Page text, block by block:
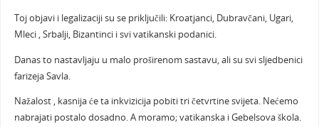
Toj objavi i legalizaciji su se priključili: Kroatjanci, Dubravčani, Ugari,
Mleci , Srbalji, Bizantinci i svi vatikanski podanici.
Danas to nastavljaju u malo proširenom sastavu, ali su svi sljedbenici
farizeja Savla.
Nažalost , kasnija će ta inkvizicija pobiti tri četvrtine svijeta. Nećemo
nabrajati postalo dosadno. A moramo; vatikanska i Gebelsova škola.